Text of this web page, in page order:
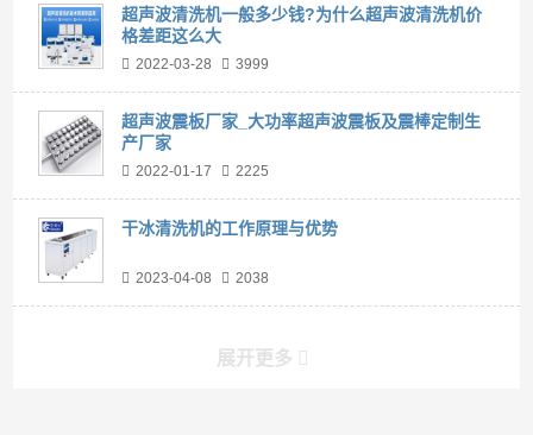
超声波清洗机一般多少钱?为什么超声波清洗机价
格差距这么大
2022-03-28 3999
超声波震板厂家_大功率超声波震板及震棒定制生
产厂家
2022-01-17 2225
干冰清洗机的工作原理与优势
2023-04-08 2038
展开更多